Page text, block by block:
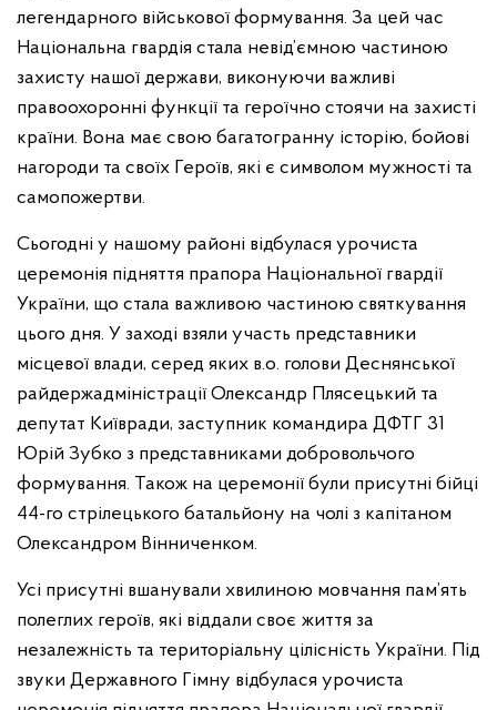
легендарного військової формування. За цей час
Національна гвардія стала невід’ємною частиною
захисту нашої держави, виконуючи важливі
правоохоронні функції та героїчно стоячи на захисті
країни. Вона має свою багатогранну історію, бойові
нагороди та своїх Героїв, які є символом мужності та
самопожертви.
Сьогодні у нашому районі відбулася урочиста
церемонія підняття прапора Національної гвардії
України, що стала важливою частиною святкування
цього дня. У заході взяли участь представники
місцевої влади, серед яких в.о. голови Деснянської
райдержадміністрації Олександр Плясецький та
депутат Київради, заступник командира ДФТГ 31
Юрій Зубко з представниками добровольчого
формування. Також на церемонії були присутні бійці
44-го стрілецького батальйону на чолі з капітаном
Олександром Вінниченком.
Усі присутні вшанували хвилиною мовчання пам’ять
полеглих героїв, які віддали своє життя за
незалежність та територіальну цілісність України. Під
звуки Державного Гімну відбулася урочиста